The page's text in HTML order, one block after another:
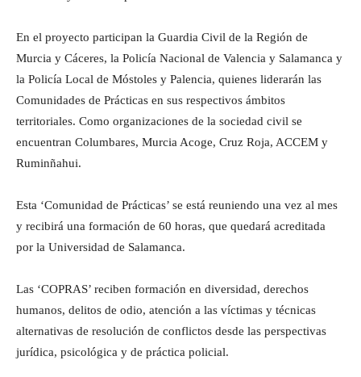
En el proyecto participan la Guardia Civil de la Región de
Murcia y Cáceres, la Policía Nacional de Valencia y Salamanca y
la Policía Local de Móstoles y Palencia, quienes liderarán las
Comunidades de Prácticas en sus respectivos ámbitos
territoriales. Como organizaciones de la sociedad civil se
encuentran Columbares, Murcia Acoge, Cruz Roja, ACCEM y
Ruminñahui.
Esta ‘Comunidad de Prácticas’ se está reuniendo una vez al mes
y recibirá una formación de 60 horas, que quedará acreditada
por la Universidad de Salamanca.
Las ‘COPRAS’ reciben formación en diversidad, derechos
humanos, delitos de odio, atención a las víctimas y técnicas
alternativas de resolución de conflictos desde las perspectivas
jurídica, psicológica y de práctica policial.